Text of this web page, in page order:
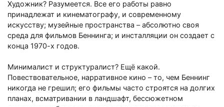
Художник? Разумеется. Все его работы равно
принадлежат и кинематографу, и современному
искусству; музейные пространства –абсолютно своя
среда для фильмов Беннинга; и инсталляции он создает с
конца 1970-х годов.
Минималист и структуралист? Ещё какой.
Повествовательное, нарративное кино –то, чем Беннинг
никогда не грешил; его фильмы часто строятся на долгих
планах, всматривании в ландшафт, бессюжетном